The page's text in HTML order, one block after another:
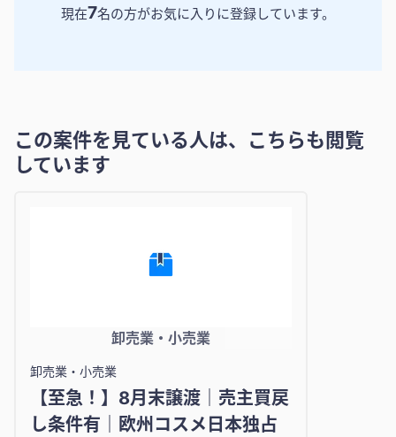
現在7名の方がお気に入りに登録しています。
この案件を見ている人は、こちらも閲覧
しています
卸売業・小売業
卸売業・小売業
【至急！】8月末譲渡｜売主買戻
し条件有｜欧州コスメ日本独占